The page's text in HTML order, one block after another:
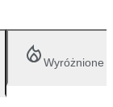
Wyróżnione